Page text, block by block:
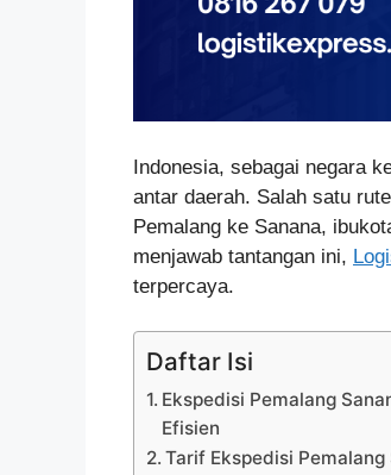
Indonesia, sebagai negara
antar daerah. Salah satu
Pemalang ke Sanana,
menjawab tantangan ini,
terpercaya.
Daftar Isi
Ekspedisi Pemalang
Efisien
Tarif Ekspedisi Pemalang